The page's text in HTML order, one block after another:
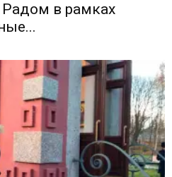
в рамках